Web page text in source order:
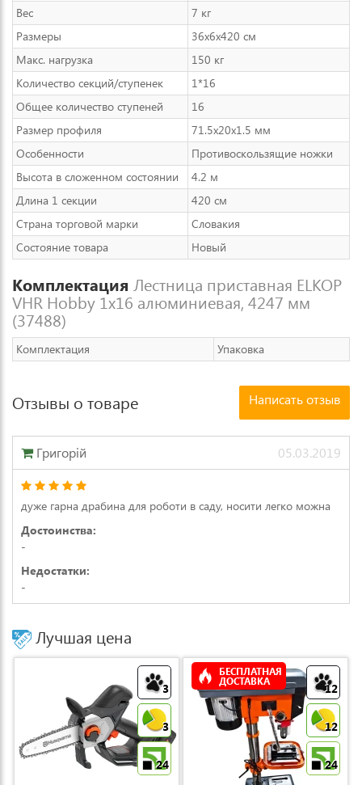
Вес
7 кг
Размеры
36x6x420 см
Макс. нагрузка
150 кг
Количество секций/ступенек
1*16
Общее количество ступеней
16
Размер профиля
71.5x20x1.5 мм
Особенности
Противоскользящие ножки
Высота в сложенном состоянии
4.2 м
Длина 1 секции
420 см
Страна торговой марки
Словакия
Состояние товара
Новый
Комплектация Лестница приставная ELKOP
VHR Hobby 1x16 алюминиевая, 4247 мм
(37488)
Комплектация Упаковка
Отзывы о товаре Написать отзыв
Григорій 05.03.2019
дуже гарна драбина для роботи в саду, носити легко можна
Достоинства:
-
Недостатки:
-
Лучшая цена
3
3
24
12
12
24
БЕСПЛАТНАЯ
ДОСТАВКА